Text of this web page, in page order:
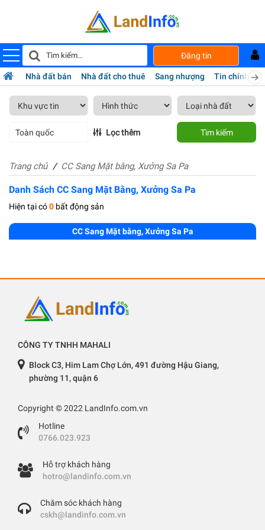
Đăng tin
Nhà đất bán Nhà đất cho thuê Sang nhượng Tin chính chủ
Toàn quốc Lọc thêm Tìm kiếm
Trang chủ CC Sang Mặt bằng, Xưởng Sa Pa
Danh Sách CC Sang Mặt Bằng, Xưởng Sa Pa
Hiện tại có0 bất động sản
CC Sang Mặt bằng, Xưởng Sa Pa
CÔNG TY TNHH MAHALI
Block C3, Him Lam Chợ Lớn, 491 đường Hậu Giang,
phường 11, quận 6
Copyright © 2022 LandInfo.com.vn
Hotline
0766.023.923
Hỗ trợ khách hàng
hotro@landinfo.com.vn
Chăm sóc khách hàng
cskh@landinfo.com.vn